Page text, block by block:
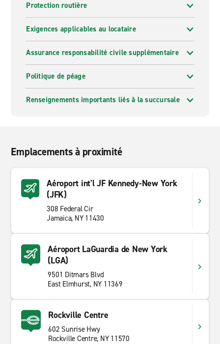
Protection routière
Exigences applicables au locataire
Assurance responsabilité civile supplémentaire
Politique de péage
Renseignements importants liés à la succursale
Emplacements à proximité
Aéroport int'l JF Kennedy-New York
(JFK)
308 Federal Cir
Jamaica, NY 11430
Aéroport LaGuardia de New York
(LGA)
9501 Ditmars Blvd
East Elmhurst, NY 11369
Rockville Centre
602 Sunrise Hwy
Rockville Centre, NY 11570